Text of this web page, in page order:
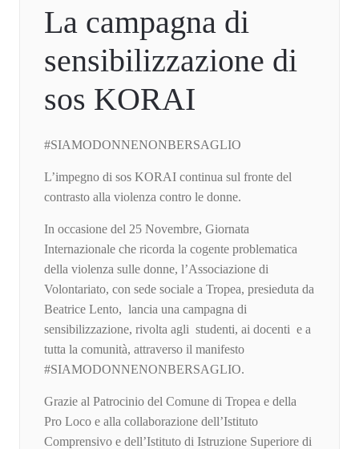
La campagna di
sensibilizzazione di
sos KORAI
#SIAMODONNENONBERSAGLIO
L’impegno di sos KORAI continua sul fronte del
contrasto alla violenza contro le donne.
In occasione del 25 Novembre, Giornata
Internazionale che ricorda la cogente problematica
della violenza sulle donne, l’Associazione di
Volontariato, con sede sociale a Tropea, presieduta da
Beatrice Lento, lancia una campagna di
sensibilizzazione, rivolta agli studenti, ai docenti e a
tutta la comunità, attraverso il manifesto
#SIAMODONNENONBERSAGLIO.
Grazie al Patrocinio del Comune di Tropea e della
Pro Loco e alla collaborazione dell’Istituto
Comprensivo e dell’Istituto di Istruzione Superiore di